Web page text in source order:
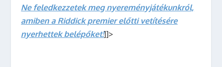
Ne feledkezzetek meg nyereményjátékunkról,
amiben a Riddick premier előtti vetítésére
nyerhettek belépőket!]]>